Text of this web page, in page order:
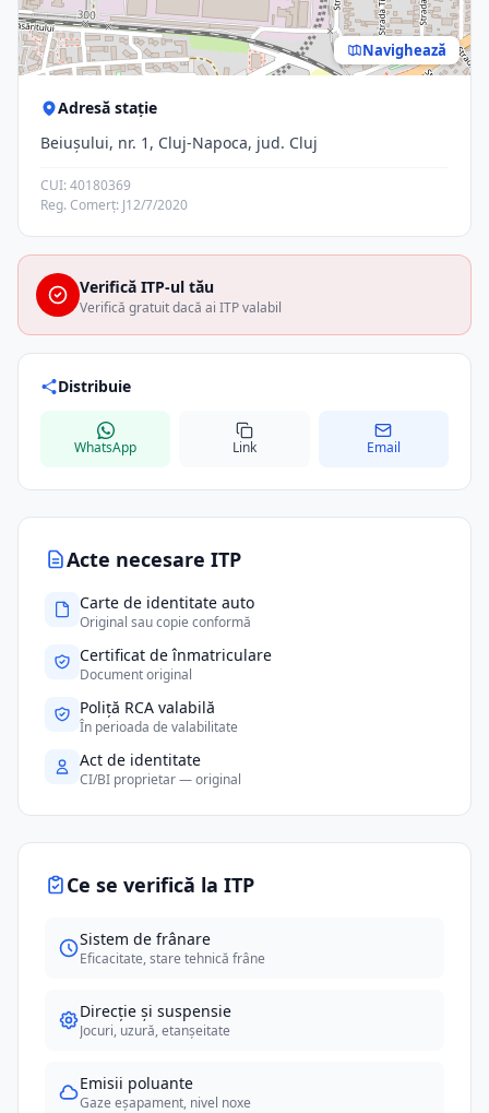
Acte necesare ITP
Carte de identitate auto
Original sau copie conformă
Certificat de înmatriculare
Document original
Poliță RCA valabilă
În perioada de valabilitate
Act de identitate
CI/BI proprietar — original
Ce se verifică la ITP
Sistem de frânare
Eficacitate, stare tehnică frâne
Direcție și suspensie
Jocuri, uzură, etanșeitate
Emisii poluante
Gaze eșapament, nivel noxe
Navighează
Adresă stație
Beiușului, nr. 1, Cluj-Napoca, jud. Cluj
CUI: 40180369
Reg. Comerț: J12/7/2020
Verifică ITP-ul tău
Verifică gratuit dacă ai ITP valabil
Distribuie
WhatsApp Link Email